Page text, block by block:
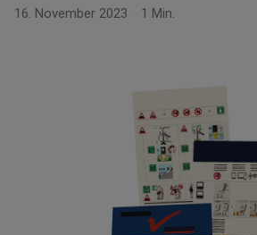
16. November 2023 1 Min.